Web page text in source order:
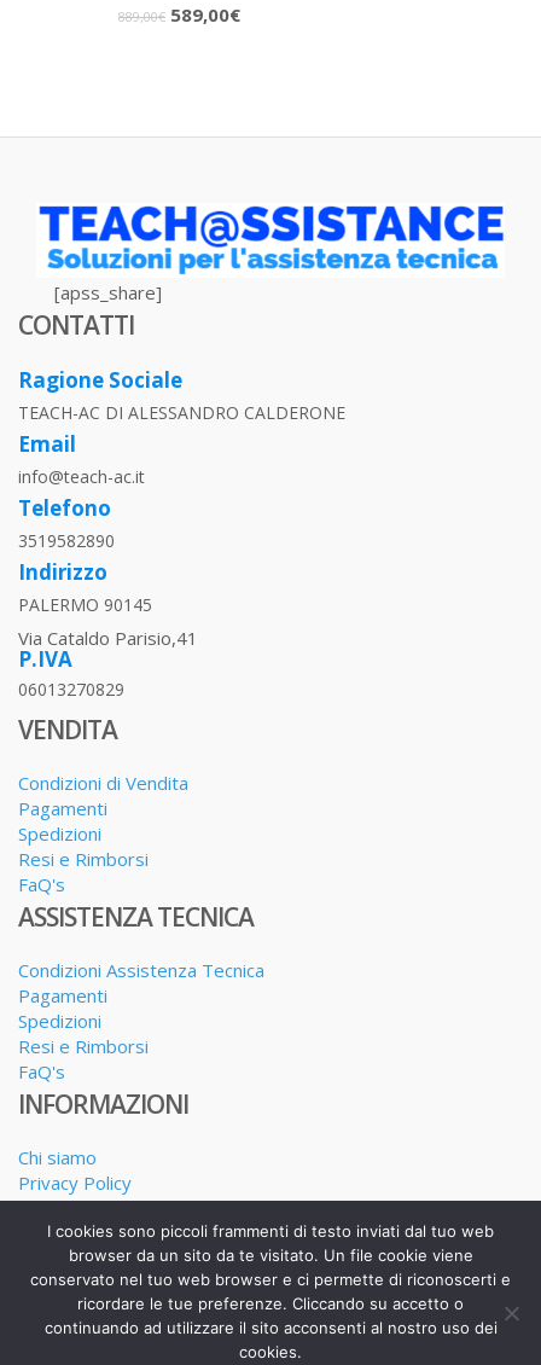
889,00€ Il
589,00€Il
[apss_share]
CONTATTI
Ragione Sociale
TEACH-AC DI ALESSANDRO CALDERONE
Email
info@teach-ac.it
Telefono
3519582890
Indirizzo
PALERMO 90145
Via Cataldo Parisio,41
P.IVA
06013270829
VENDITA
Condizioni di Vendita
Pagamenti
Spedizioni
Resi e Rimborsi
FaQ's
ASSISTENZA TECNICA
Condizioni Assistenza Tecnica
Pagamenti
Spedizioni
Resi e Rimborsi
FaQ's
INFORMAZIONI
Chi siamo
Privacy Policy
Dove siamo
I nostri Servizi
Realizzato da Alessandro Calderone copyright 2025
I cookies sono piccoli frammenti di testo inviati dal tuo web
browser da un sito da te visitato. Un file cookie viene
conservato nel tuo web browser e ci permette di riconoscerti e
ricordare le tue preferenze. Cliccando su accetto o
continuando ad utilizzare il sito acconsenti al nostro uso dei
cookies.